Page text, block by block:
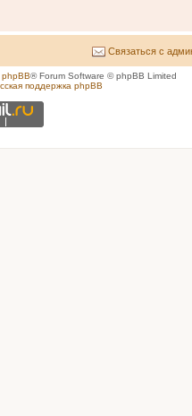
Связаться с
phpBB® Forum Software © phpBB Limited
поддержка phpBB